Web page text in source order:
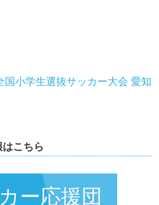
国小学生選抜サッカー大会 愛知
こちら
ー応援団